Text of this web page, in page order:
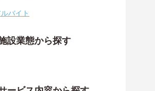
バイト
設業態から探す